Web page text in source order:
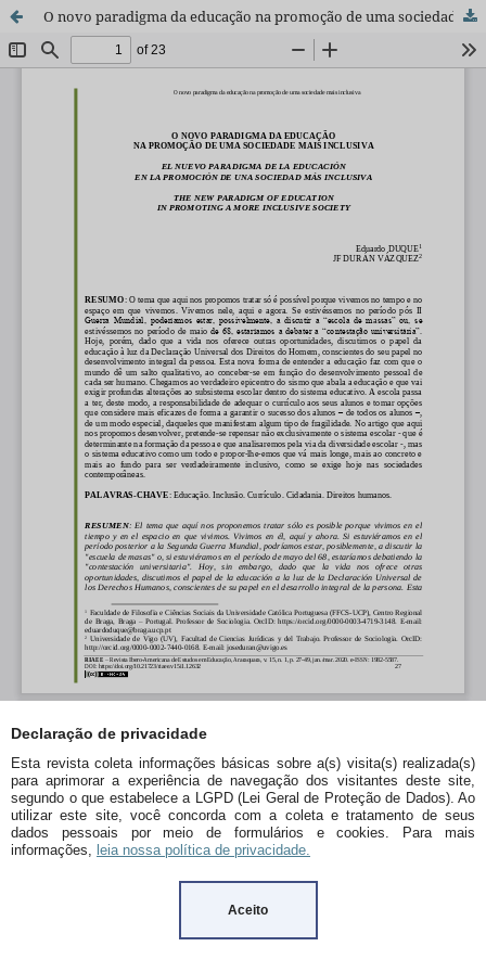
Declaração de privacidade
Esta revista coleta informações básicas sobre a(s) visita(s) realizada(s)
para aprimorar a experiência de navegação dos visitantes deste site,
segundo o que estabelece a LGPD (Lei Geral de Proteção de Dados). Ao
utilizar este site, você concorda com a coleta e tratamento de seus
dados pessoais por meio de formulários e cookies. Para mais
informações, leia nossa política de privacidade.
Aceito
O novo paradigma da educação na promoção de uma sociedade mais inclusiva